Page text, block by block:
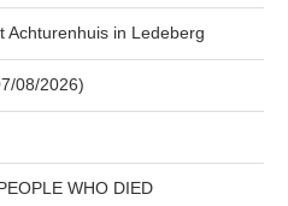
Achturenhuis in Ledeberg
08/2026)
WHO DIED